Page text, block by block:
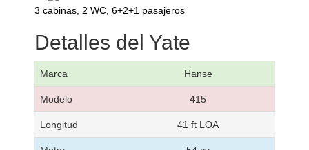
3 cabinas, 2 WC, 6+2+1 pasajeros
Detalles del Yate
Marca Hanse
Modelo 415
Longitud 41 ft LOA